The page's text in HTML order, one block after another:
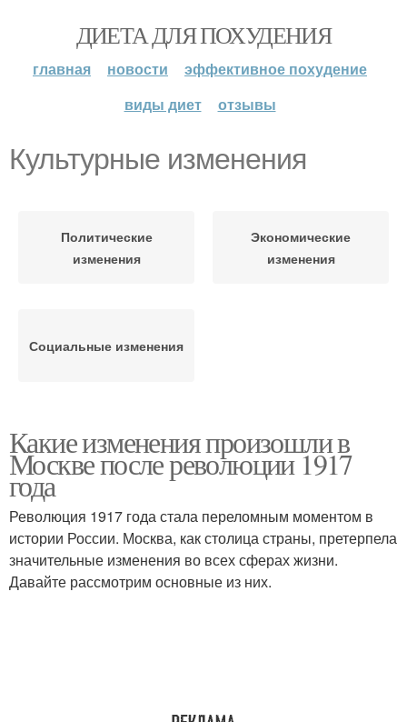
ДИЕТА ДЛЯ ПОХУДЕНИЯ
главная новости
эффективное похудение
виды диет
отзывы
Культурные изменения
Политические
изменения
Экономические
изменения
Социальные изменения
Какие изменения произошли в
Москве после революции 1917
года
Революция 1917 года стала переломным моментом в
истории России. Москва, как столица страны, претерпела
значительные изменения во всех сферах жизни.
Давайте рассмотрим основные из них.